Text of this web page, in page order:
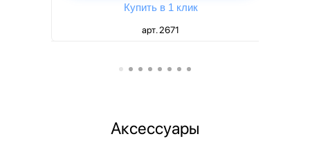
Купить в 1 клик
арт. 2671
Аксессуары